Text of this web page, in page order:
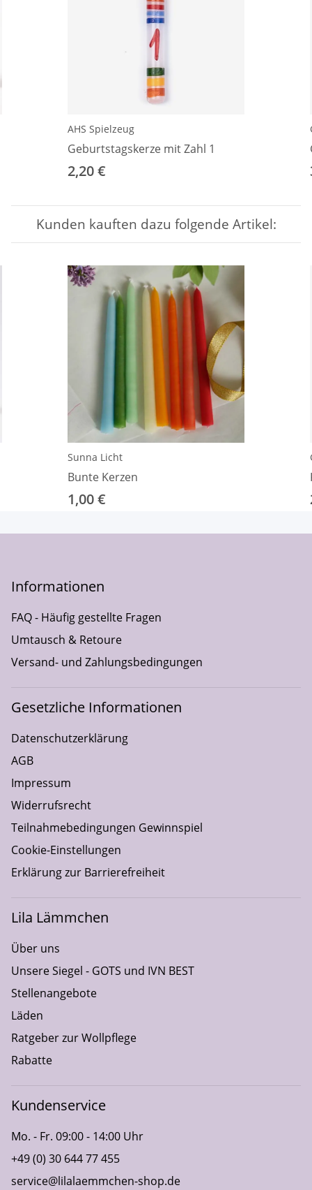
AHS Spielzeug
Geburtstagskerze mit Zahl 1
2,20 €
Kunden kauften dazu folgende Artikel:
Sunna Licht
Bunte Kerzen
1,00 €
Informationen
FAQ - Häufig gestellte Fragen
Umtausch & Retoure
Versand- und Zahlungsbedingungen
Gesetzliche Informationen
Datenschutzerklärung
AGB
Impressum
Widerrufsrecht
Teilnahmebedingungen Gewinnspiel
Cookie-Einstellungen
Erklärung zur Barrierefreiheit
Lila Lämmchen
Über uns
Unsere Siegel - GOTS und IVN BEST
Stellenangebote
Läden
Ratgeber zur Wollpflege
Rabatte
Kundenservice
Mo. - Fr. 09:00 - 14:00 Uhr
+49 (0) 30 644 77 455
service@lilalaemmchen-shop.de